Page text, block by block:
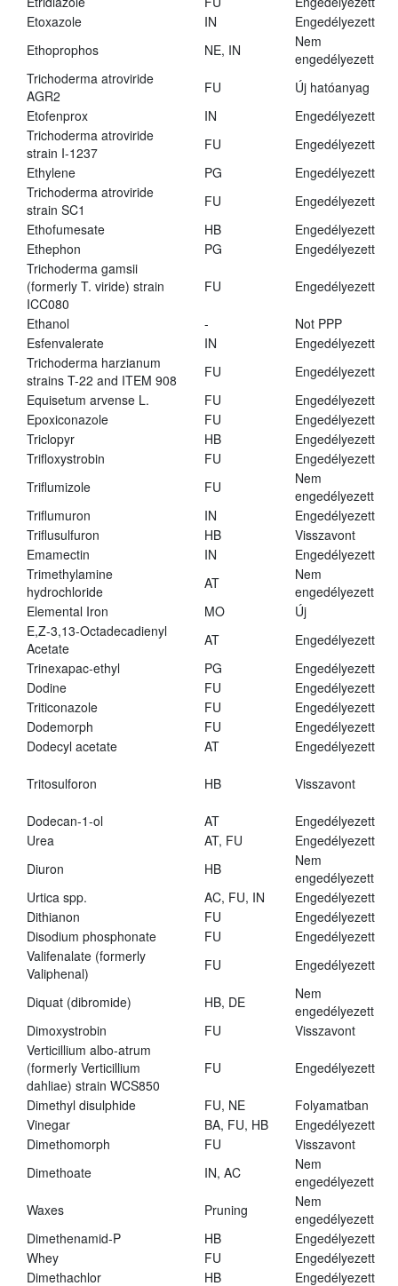
Etoxazole
IN
Engedélyezett
Ethoprophos
NE, IN
Nem
engedélyezett
Trichoderma atroviride
AGR2
FU
Új hatóanyag
Etofenprox
IN
Engedélyezett
Trichoderma atroviride
strain I-1237
FU
Engedélyezett
Ethylene
PG
Engedélyezett
Trichoderma atroviride
strain SC1
FU
Engedélyezett
Ethofumesate
HB
Engedélyezett
Ethephon
PG
Engedélyezett
Trichoderma gamsii
(formerly T. viride) strain
ICC080
FU Engedélyezett
Ethanol -
Not PPP
Esfenvalerate
IN
Engedélyezett
Trichoderma harzianum
strains T-22 and ITEM 908
FU
Engedélyezett
Equisetum arvense L.
FU
Engedélyezett
Epoxiconazole
FU
Engedélyezett
Triclopyr
HB
Engedélyezett
Trifloxystrobin
FU
Engedélyezett
Triflumizole
FU
Nem
engedélyezett
Triflumuron
IN
Engedélyezett
Triflusulfuron
HB
Visszavont
Emamectin
IN
Engedélyezett
Trimethylamine
hydrochloride
AT
Nem
engedélyezett
Elemental Iron
MO
Új
E,Z-3,13-Octadecadienyl
Acetate
AT
Engedélyezett
Trinexapac-ethyl
PG
Engedélyezett
Dodine
FU
Engedélyezett
Triticonazole
FU
Engedélyezett
Dodemorph
FU
Engedélyezett
Dodecyl acetate
AT Engedélyezett
Tritosulforon HB Visszavont
Dodecan-1-ol AT
Engedélyezett
Urea
AT, FU
Engedélyezett
Diuron
HB
Nem
engedélyezett
Urtica spp.
AC, FU, IN
Engedélyezett
Dithianon
FU
Engedélyezett
Disodium phosphonate
FU
Engedélyezett
Valifenalate (formerly
Valiphenal)
FU Engedélyezett
Diquat (dibromide) HB, DE
Nem
engedélyezett
Dimoxystrobin
FU
Visszavont
Verticillium albo-atrum
(formerly Verticillium
dahliae) strain WCS850
FU Engedélyezett
Dimethyl disulphide FU, NE
Folyamatban
Vinegar
BA, FU, HB
Engedélyezett
Dimethomorph
FU
Visszavont
Dimethoate
IN, AC
Nem
engedélyezett
Waxes
Pruning
Nem
engedélyezett
Dimethenamid-P
HB
Engedélyezett
Whey
FU
Engedélyezett
Dimethachlor
HB Engedélyezett